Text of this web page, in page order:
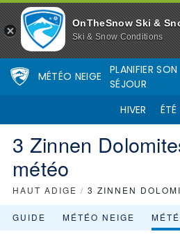
OnTheSnow Ski &
Ski & Snow Conditions
MÉTÉO NEIGE
PLANIFIER SON
SÉJOUR
HIVER ÉTÉ
3 Zinnen
météo
HAUT ADIGE / 3 ZINNEN
GUIDE MÉTÉO NEIGE